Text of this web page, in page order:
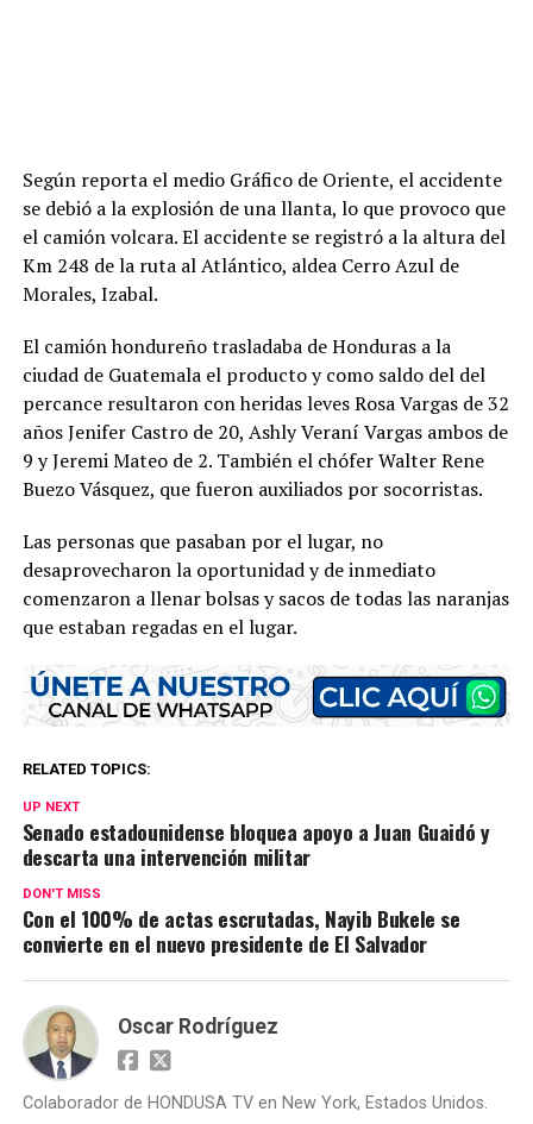
Según reporta el medio Gráfico de Oriente, el accidente
se debió a la explosión de una llanta, lo que provoco que
el camión volcara. El accidente se registró a la altura del
Km 248 de la ruta al Atlántico, aldea Cerro Azul de
Morales, Izabal.
El camión hondureño trasladaba de Honduras a la
ciudad de Guatemala el producto y como saldo del del
percance resultaron con heridas leves Rosa Vargas de 32
años Jenifer Castro de 20, Ashly Veraní Vargas ambos de
9 y Jeremi Mateo de 2. También el chófer Walter Rene
Buezo Vásquez, que fueron auxiliados por socorristas.
Las personas que pasaban por el lugar, no
desaprovecharon la oportunidad y de inmediato
comenzaron a llenar bolsas y sacos de todas las naranjas
que estaban regadas en el lugar.
RELATED TOPICS:
UP NEXT
Senado estadounidense bloquea apoyo a Juan Guaidó y
descarta una intervención militar
DON'T MISS
Con el 100% de actas escrutadas, Nayib Bukele se
convierte en el nuevo presidente de El Salvador
Oscar Rodríguez
Colaborador de HONDUSA TV en New York, Estados Unidos.